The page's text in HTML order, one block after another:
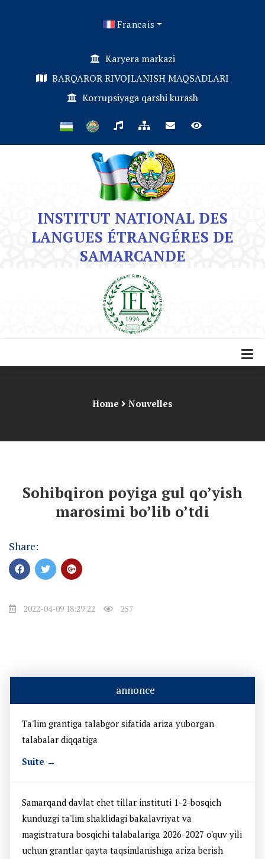
Francais
Karyera markazi
BARQAROR RIVOJLANISH MAQSADLARI
Korrupsiyaga qarshi kurash
INSTITUT NATIONAL DES
LANGUES ÉTRANGÉRES DE
SAMARCANDE
Home Nouvelles
Sohibqiron poyiga gul qo’yish
marosimi bo’lib o’tdi
Share:
2022-04-09 18:29:22 257
annonce
Ta'lim grantiga talabgor sifatida ariza yuborgan
talabalar diqqatiga
Suite →
Samarqand davlat chet tillar instituti 1-2-bosqich
kunduzgi ta'lim shaklidagi bakalavriyat va
magistratura bosqichi talabalariga 2026-2027 o'quv yili
uchun grantlar qayta taqsimlanishiga ariza berish